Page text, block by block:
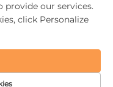
Абонирайте Се
за поверителност
provide our services.
click Personalize